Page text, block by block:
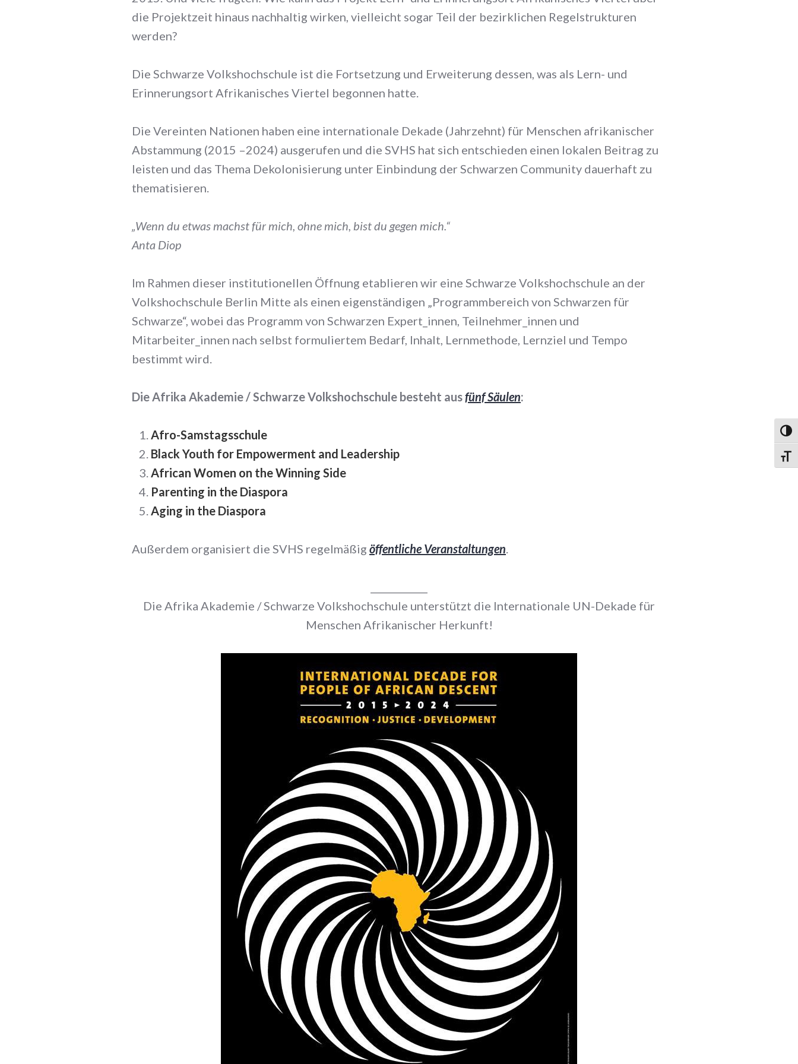
die Projektzeit hinaus nachhaltig wirken, vielleicht sogar Teil der bezirklichen Regelstrukturen
werden?
Die Schwarze Volkshochschule ist die Fortsetzung und Erweiterung dessen, was als Lern- und
Erinnerungsort Afrikanisches Viertel begonnen hatte.
Die Vereinten Nationen haben eine internationale Dekade (Jahrzehnt) für Menschen afrikanischer
Abstammung (2015 –2024) ausgerufen und die SVHS hat sich entschieden einen lokalen Beitrag zu
leisten und das Thema Dekolonisierung unter Einbindung der Schwarzen Community dauerhaft zu
thematisieren.
„Wenn du etwas machst für mich, ohne mich, bist du gegen mich.“
Anta Diop
Im Rahmen dieser institutionellen Öffnung etablieren wir eine Schwarze Volkshochschule an der
Volkshochschule Berlin Mitte als einen eigenständigen „Programmbereich von Schwarzen für
Schwarze“, wobei das Programm von Schwarzen Expert_innen, Teilnehmer_innen und
Mitarbeiter_innen nach selbst formuliertem Bedarf, Inhalt, Lernmethode, Lernziel und Tempo
bestimmt wird.
Die Afrika Akademie / Schwarze Volkshochschule besteht ausfünf Säulen:
Afro-Samstagsschule
Black Youth for Empowerment and Leadership
African Women on the Winning Side
Parenting in the Diaspora
Aging in the Diaspora
Außerdem organisiert die SVHS regelmäßig öffentliche Veranstaltungen.
Die Afrika Akademie / Schwarze Volkshochschule unterstützt die Internationale UN-Dekade für
Menschen Afrikanischer Herkunft!